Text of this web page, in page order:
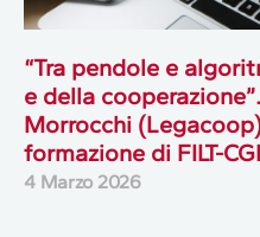
“Tra pendole e
e della
Morrocchi
formazione di FILT-
4 Marzo 2026